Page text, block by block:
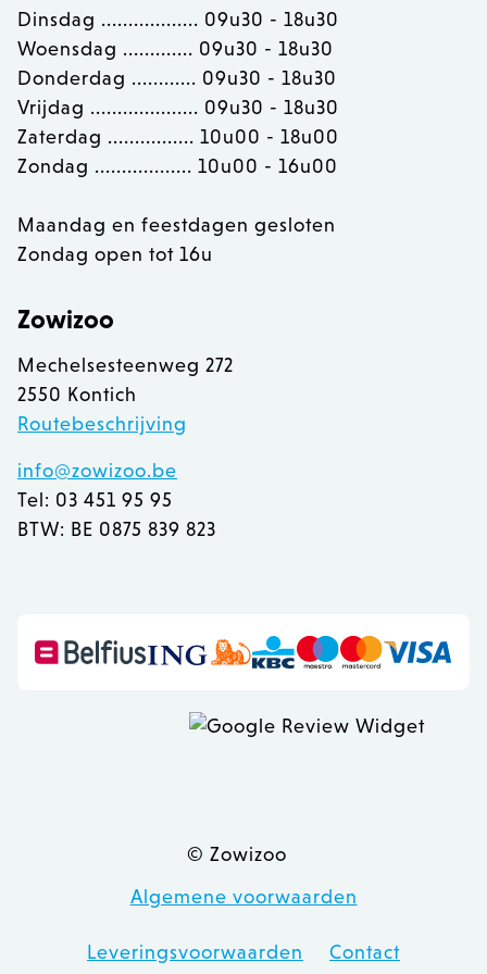
Dinsdag .................. 09u30 - 18u30
Woensdag ............. 09u30 - 18u30
Donderdag ............ 09u30 - 18u30
Vrijdag .................... 09u30 - 18u30
Zaterdag ................ 10u00 - 18u00
Zondag .................. 10u00 - 16u00
Maandag en feestdagen gesloten
Zondag open tot 16u
Zowizoo
Mechelsesteenweg 272
2550 Kontich
Routebeschrijving
info@zowizoo.be
Tel: 03 451 95 95
BTW: BE 0875 839 823
© Zowizoo
Algemene voorwaarden
Leveringsvoorwaarden Contact
recently_viewed_product_previous
product_data_storage
__cfruid
OptanonConsent
www.zowizoo.be